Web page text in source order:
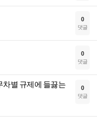
0
댓글
0
댓글
별 규제에 들끓는
0
댓글